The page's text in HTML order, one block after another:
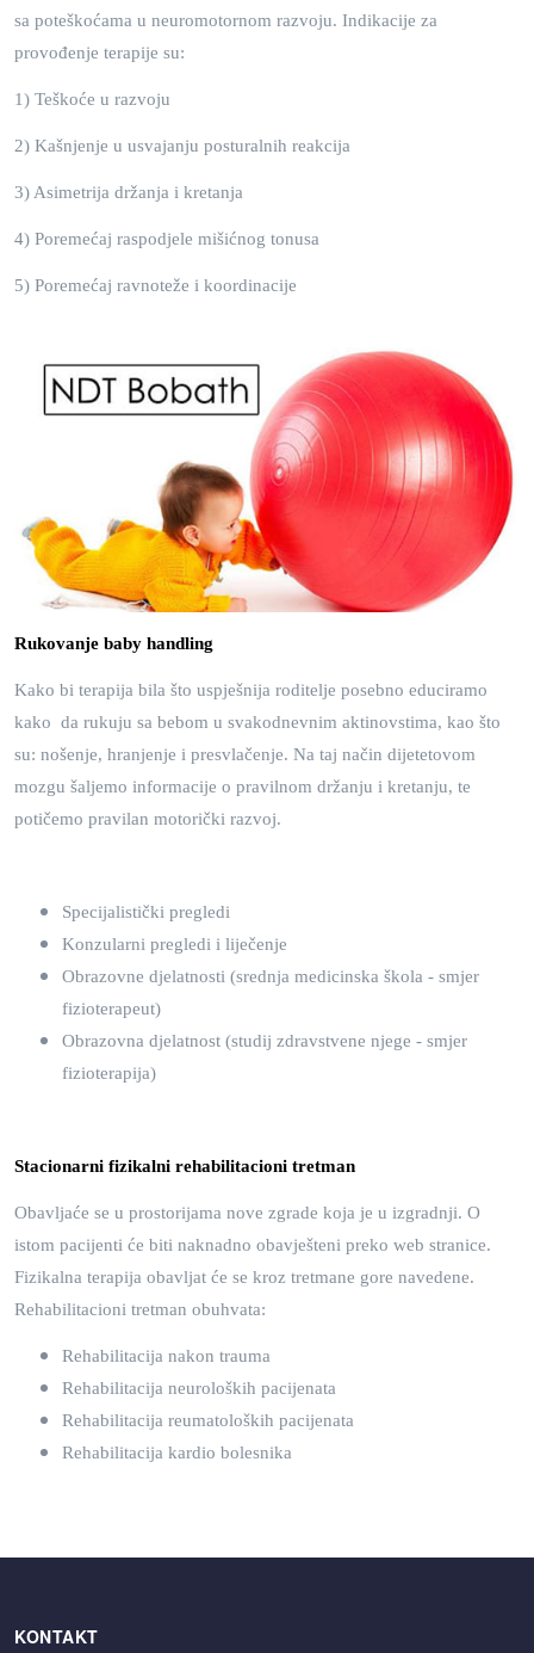
sa poteškoćama u neuromotornom razvoju. Indikacije za
provođenje terapije su:
1) Teškoće u razvoju
2) Kašnjenje u usvajanju posturalnih reakcija
3) Asimetrija držanja i kretanja
4) Poremećaj raspodjele mišićnog tonusa
5) Poremećaj ravnoteže i koordinacije
Rukovanje baby handling
Kako bi terapija bila što uspješnija roditelje posebno educiramo
kako da rukuju sa bebom u svakodnevnim aktinovstima, kao što
su: nošenje, hranjenje i presvlačenje. Na taj način dijetetovom
mozgu šaljemo informacije o pravilnom držanju i kretanju, te
potičemo pravilan motorički razvoj.
Specijalistički pregledi
Konzularni pregledi i liječenje
Obrazovne djelatnosti (srednja medicinska škola - smjer
fizioterapeut)
Obrazovna djelatnost (studij zdravstvene njege - smjer
fizioterapija)
Stacionarni fizikalni rehabilitacioni tretman
Obavljaće se u prostorijama nove zgrade koja je u izgradnji. O
istom pacijenti će biti naknadno obavješteni preko web stranice.
Fizikalna terapija obavljat će se kroz tretmane gore navedene.
Rehabilitacioni tretman obuhvata:
Rehabilitacija nakon trauma
Rehabilitacija neuroloških pacijenata
Rehabilitacija reumatoloških pacijenata
Rehabilitacija kardio bolesnika
KONTAKT